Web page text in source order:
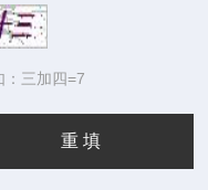
：三加四=7